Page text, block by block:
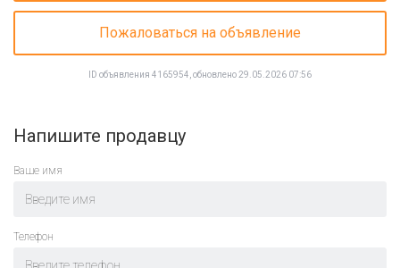
Пожаловаться на объявление
ID объявления 4165954, обновлено 29.05.2026 07:56
Напишите продавцу
Ваше имя
Телефон